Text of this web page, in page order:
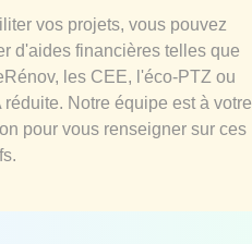
vos projets, vous pouvez
d'aides financières telles que
les CEE, l'éco-PTZ ou
réduite. Notre équipe est à votre
pour vous renseigner sur ces